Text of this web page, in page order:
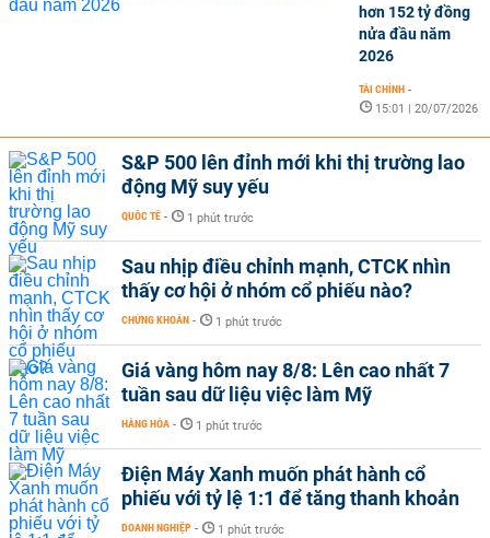
hơn 152 tỷ đồng
nửa đầu năm
2026
TÀI CHÍNH -
15:01 | 20/07/2026
S&P 500 lên đỉnh mới khi thị trường lao
động Mỹ suy yếu
QUỐC TẾ - 1 phút trước
Sau nhịp điều chỉnh mạnh, CTCK nhìn
thấy cơ hội ở nhóm cổ phiếu nào?
CHỨNG KHOÁN - 1 phút trước
Giá vàng hôm nay 8/8: Lên cao nhất 7
tuần sau dữ liệu việc làm Mỹ
HÀNG HÓA - 1 phút trước
Điện Máy Xanh muốn phát hành cổ
phiếu với tỷ lệ 1:1 để tăng thanh khoản
DOANH NGHIỆP - 1 phút trước